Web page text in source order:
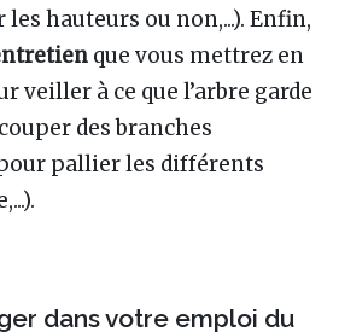
hauteurs ou non,...). Enfin,
que vous mettrez en
veiller à ce que l’arbre garde
des branches
pour pallier les différents
dans votre emploi du